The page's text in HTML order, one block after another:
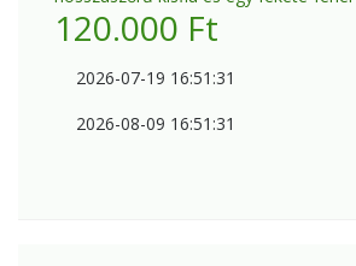
120.000 Ft
2026-07-19 16:51:31
2026-08-09 16:51:31